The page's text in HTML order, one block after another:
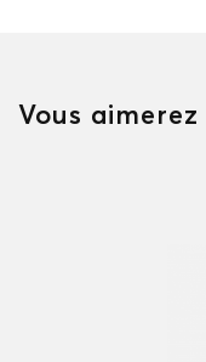
Vous aimerez